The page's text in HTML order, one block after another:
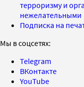
терроризму и
нежелательными
Подписка на
Мы в соцсетях:
Telegram
ВКонтакте
YouTube